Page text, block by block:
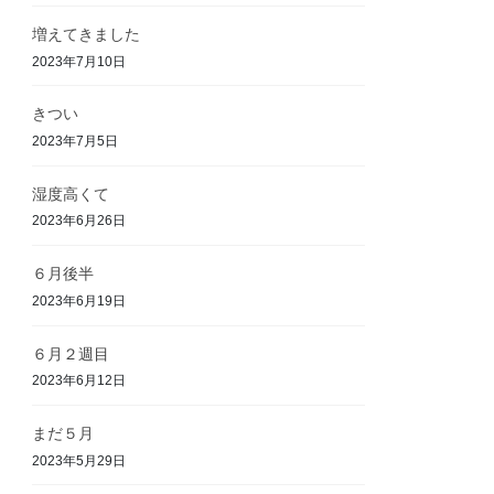
増えてきました
2023年7月10日
きつい
2023年7月5日
湿度高くて
2023年6月26日
６月後半
2023年6月19日
６月２週目
2023年6月12日
まだ５月
2023年5月29日